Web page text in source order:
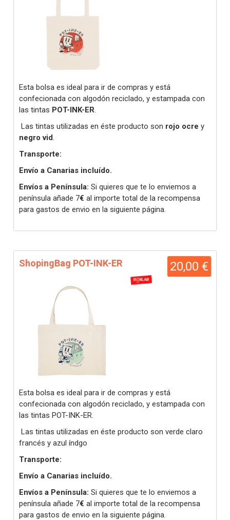
Esta bolsa es ideal para ir de compras y está
confecionada con algodón reciclado, y estampada con
las tintas POT-INK-ER.
Las tintas utilizadas en éste producto son rojo ocre y
negro vid.
Transporte:
Envío a Canarias incluído.
Envíos a Península: Si quieres que te lo enviemos a
península añade 7€ al importe total de la recompensa
para gastos de envio en la siguiente página.
20,00 €
ShopingBag POT-INK-ER
Esta bolsa es ideal para ir de compras y está
confecionada con algodón reciclado, y estampada con
las tintas POT-INK-ER.
Las tintas utilizadas en éste producto son verde claro
francés y azul índgo
Transporte:
Envío a Canarias incluído.
Envíos a Península: Si quieres que te lo enviemos a
península añade 7€ al importe total de la recompensa
para gastos de envio en la siguiente página.